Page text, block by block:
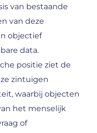
van bestaande
van deze
objectief
data.
positie ziet de
zintuigen
waarbij objecten
het menselijk
of